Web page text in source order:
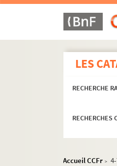
LES
RECHERCHE
RECHERCHES
Accueil CCFr >